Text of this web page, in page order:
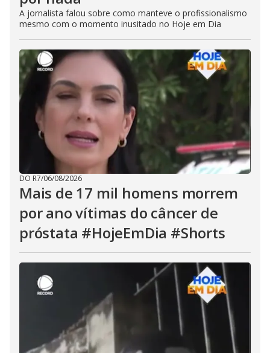
A jornalista falou sobre como manteve o profissionalismo
mesmo com o momento inusitado no Hoje em Dia
DO R7/06/08/2026
Mais de 17 mil homens morrem
por ano vítimas do câncer de
próstata #HojeEmDia #Shorts